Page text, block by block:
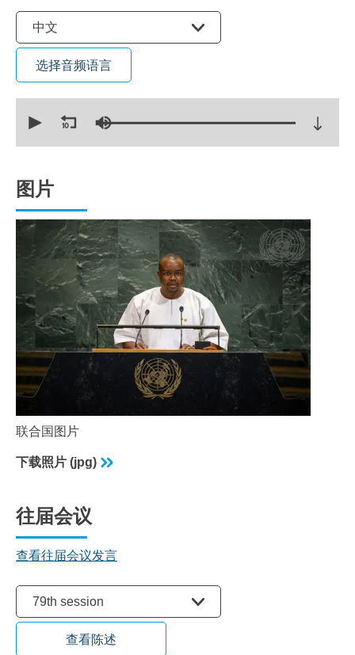
选择语言
中文
选择音频语言
seconds
seconds
图片
联合国图片
下载照片 (jpg)
往届会议
查看往届会议发言
79th session
查看陈述